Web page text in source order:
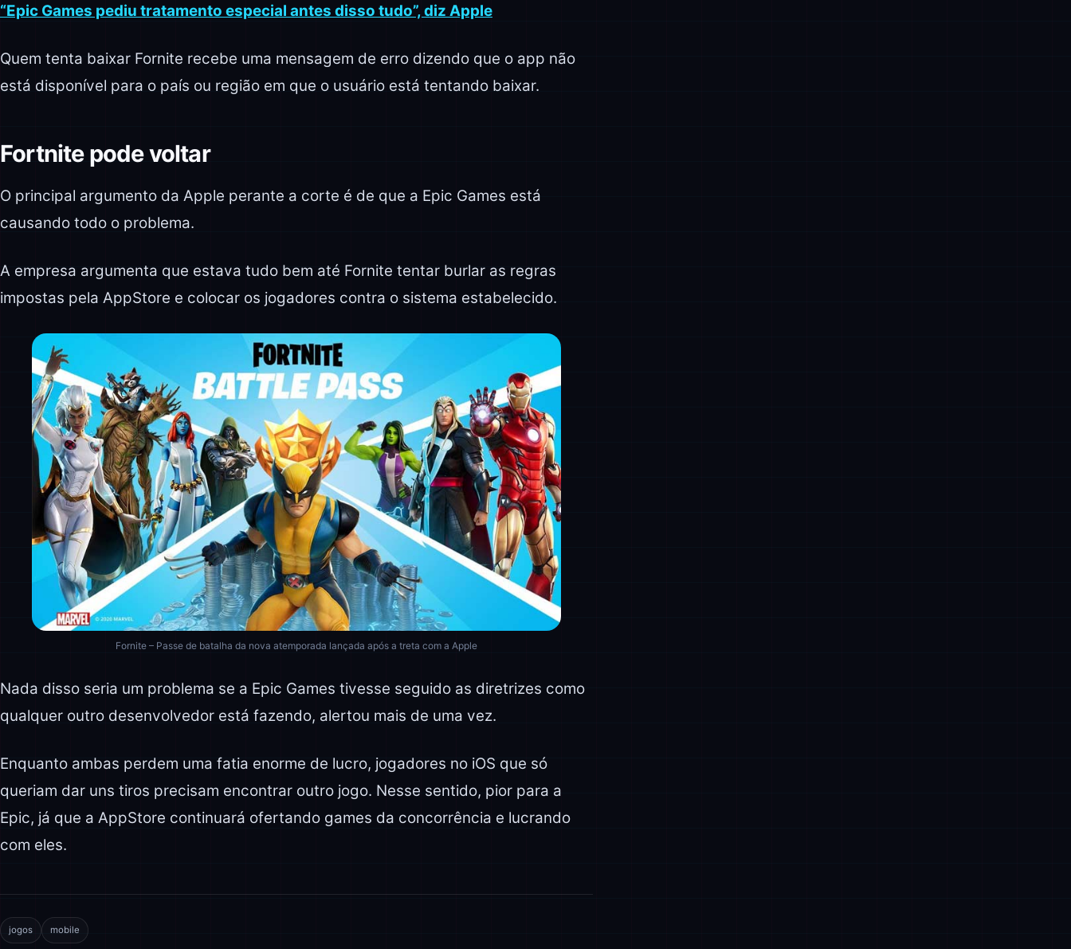
“Epic Games pediu tratamento especial antes disso tudo”, diz Apple
Quem tenta baixar Fornite recebe uma mensagem de erro dizendo que o app não
está disponível para o país ou região em que o usuário está tentando baixar.
Fortnite pode voltar
O principal argumento da Apple perante a corte é de que a Epic Games está
causando todo o problema.
A empresa argumenta que estava tudo bem até Fornite tentar burlar as regras
impostas pela AppStore e colocar os jogadores contra o sistema estabelecido.
Fornite – Passe de batalha da nova atemporada lançada após a treta com a Apple
Nada disso seria um problema se a Epic Games tivesse seguido as diretrizes como
qualquer outro desenvolvedor está fazendo, alertou mais de uma vez.
Enquanto ambas perdem uma fatia enorme de lucro, jogadores no iOS que só
queriam dar uns tiros precisam encontrar outro jogo. Nesse sentido, pior para a
Epic, já que a AppStore continuará ofertando games da concorrência e lucrando
com eles.
jogos mobile